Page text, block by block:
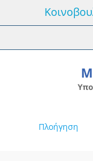
Πλοήγηση